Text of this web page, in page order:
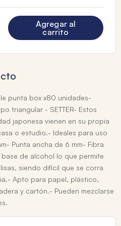
Agregar al
carrito
punta box x80 unidades-
triangular - SETTER- Estos
japonesa vienen en su propia
o estudio.- Ideales para uso
Punta ancha de 6 mm- Fibra
de alcohol lo que permite
siendo difícil que se corra
Apto para papel, plástico,
y cartón.- Pueden mezclarse